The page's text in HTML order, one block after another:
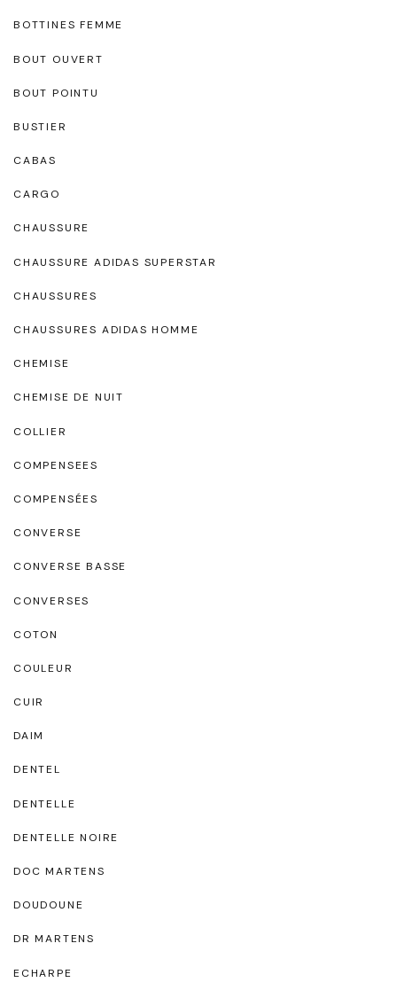
BOTTINES FEMME
BOUT OUVERT
BOUT POINTU
BUSTIER
CABAS
CARGO
CHAUSSURE
CHAUSSURE ADIDAS SUPERSTAR
CHAUSSURES
CHAUSSURES ADIDAS HOMME
CHEMISE
CHEMISE DE NUIT
COLLIER
COMPENSEES
COMPENSÉES
CONVERSE
CONVERSE BASSE
CONVERSES
COTON
COULEUR
CUIR
DAIM
DENTEL
DENTELLE
DENTELLE NOIRE
DOC MARTENS
DOUDOUNE
DR MARTENS
ECHARPE